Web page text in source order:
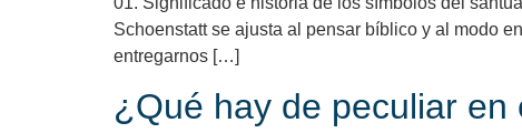
Schoenstatt se ajusta al pensar bíblico y al modo
entregarnos […]
¿Qué hay de peculiar